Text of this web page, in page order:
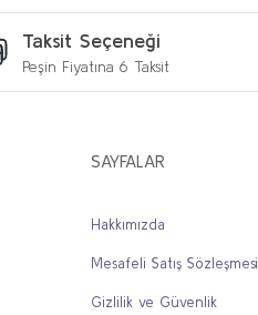
Taksit Seçeneği
Peşin Fiyatına 6 Taksit
SAYFALAR
Hakkımızda
Mesafeli Satış Sözleşmesi
Gizlilik ve Güvenlik